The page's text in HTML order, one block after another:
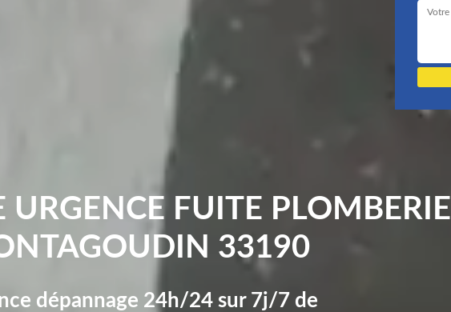
URGENCE FUITE PLOMBERIE
33190
dépannage 24h/24 sur 7j/7 de